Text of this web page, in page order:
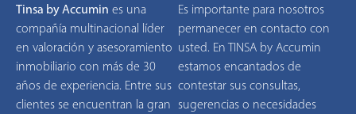
Tinsa by Accumin es una
compañía multinacional líder
en valoración y asesoramiento
inmobiliario con más de 30
años de experiencia. Entre sus
clientes se encuentran la gran
Es importante para nosotros
permanecer en contacto con
usted. En TINSA by Accumin
estamos encantados de
contestar sus consultas,
sugerencias o necesidades